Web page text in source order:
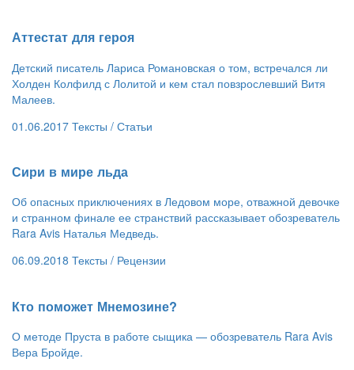
​Аттестат для героя
Детский писатель Лариса Романовская о том, встречался ли
Холден Колфилд с Лолитой и кем стал повзрослевший Витя
Малеев.
01.06.2017 Тексты / Статьи
​Сири в мире льда
Об опасных приключениях в Ледовом море, отважной девочке
и странном финале ее странствий рассказывает обозреватель
Rara Avis Наталья Медведь.
06.09.2018 Тексты / Рецензии
​Кто поможет Мнемозине?
О методе Пруста в работе сыщика — обозреватель Rara Avis
Вера Бройде.